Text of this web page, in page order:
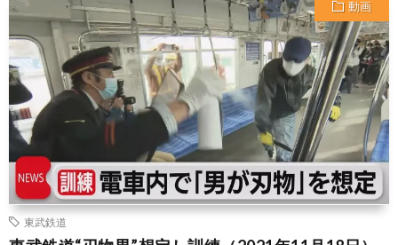
動画
東武鉄道